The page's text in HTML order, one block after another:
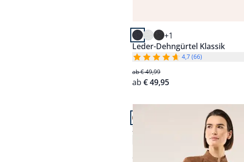
+1
Leder-Dehngürtel Klassik
4,7 (66)
ab € 49,99
ab € 49,95
Artikel 7 von 14.
Ziegenvelours Ledermantel
ab